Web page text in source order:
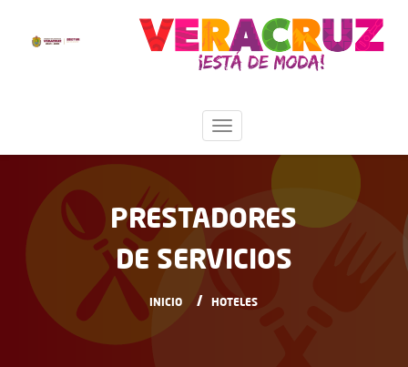
PRESTADORES
DE SERVICIOS
INICIO HOTELES